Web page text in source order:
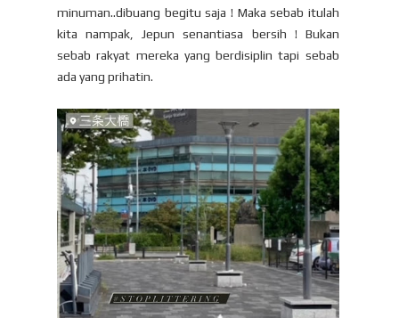
minuman..dibuang begitu saja ! Maka sebab itulah
kita nampak, Jepun senantiasa bersih ! Bukan
sebab rakyat mereka yang berdisiplin tapi sebab
ada yang prihatin.